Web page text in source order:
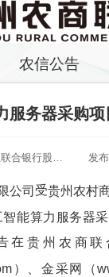
农信公告
服务器采购
发
公司 受贵州农村
智能算力服务器
在贵州农商联
）、金采网（